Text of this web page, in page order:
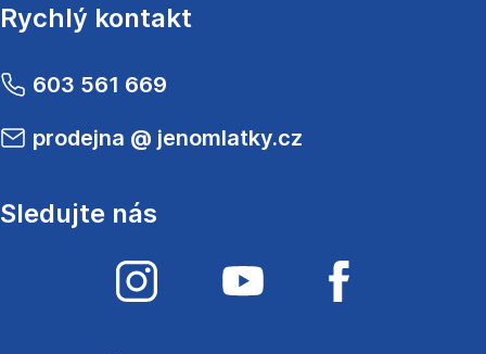
Rychlý kontakt
603 561 669
prodejna @ jenomlatky.cz
Sledujte nás